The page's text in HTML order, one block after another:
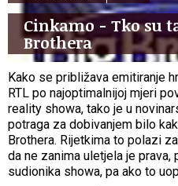
Cinkamo - Tko su
Brothera
Kako se približava emitiranje
RTL po najoptimalnijoj mjeri
reality showa, tako je u
potraga za dobivanjem bilo
Brothera. Rijetkima to polazi
da ne zanima uletjela je
sudionika showa, pa ako to